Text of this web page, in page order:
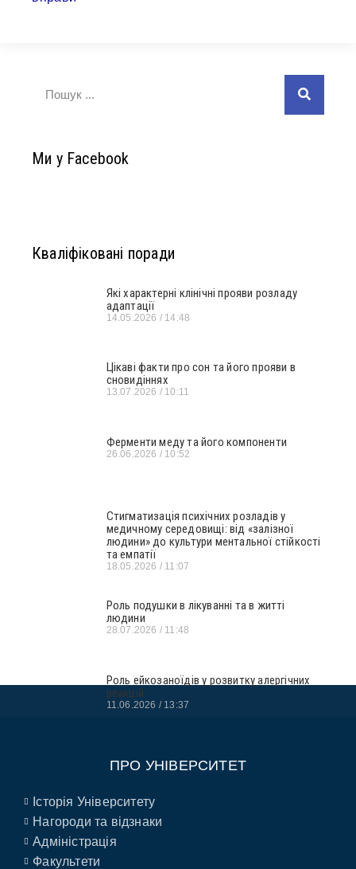
Ми у Facebook
Кваліфіковані поради
Які характерні клінічні прояви розладу
адаптації
14.05.2026 14:48
Цікаві факти про сон та його прояви в
сновидіннях
13.07.2026 10:11
Ферменти меду та його компоненти
26.06.2026 10:52
Стигматизація психічних розладів у
медичному середовищі: від «залізної
людини» до культури ментальної стійкості
та емпатії
18.05.2026 11:07
Роль подушки в лікуванні та в житті
людини
28.07.2026 11:48
Роль ейкозаноїдів у розвитку алергічних
реакцій
11.06.2026 13:37
ПРО УНІВЕРСИТЕТ
Історія Університету
Нагороди та відзнаки
Адміністрація
Факультети